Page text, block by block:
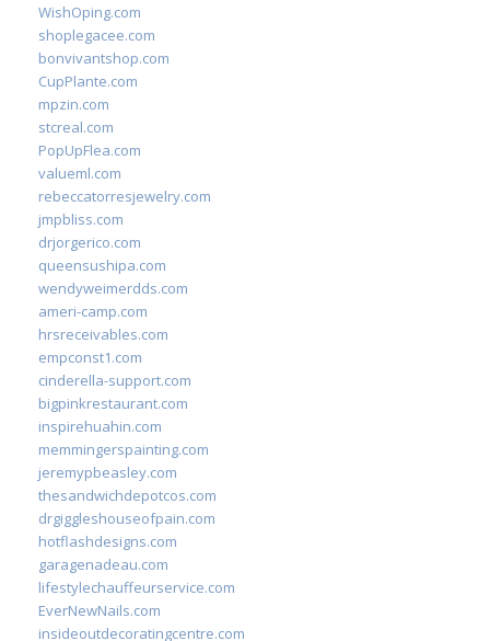
WishOping.com
shoplegacee.com
bonvivantshop.com
CupPlante.com
mpzin.com
stcreal.com
PopUpFlea.com
valueml.com
rebeccatorresjewelry.com
jmpbliss.com
drjorgerico.com
queensushipa.com
wendyweimerdds.com
ameri-camp.com
hrsreceivables.com
empconst1.com
cinderella-support.com
bigpinkrestaurant.com
inspirehuahin.com
memmingerspainting.com
jeremypbeasley.com
thesandwichdepotcos.com
drgiggleshouseofpain.com
hotflashdesigns.com
garagenadeau.com
lifestylechauffeurservice.com
EverNewNails.com
insideoutdecoratingcentre.com